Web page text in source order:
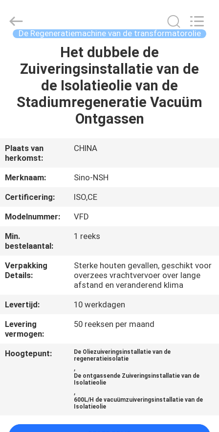
PRODUCTEN
FABRIEKSREIS
KWALITEITSCONTROLE
CONTACTEER
ONS
NIEUWS
VERZOEK
OM EEN
CITAAT
Manufacture
De Regeneratiemachine van de transformatorolie
Het dubbele de
Zuiveringsinstallatie van de
de Isolatieolie van de
Stadiumregeneratie Vacuüm
Ontgassen
Plaats van
herkomst:
CHINA
Merknaam:
Sino-NSH
Certificering:
ISO,CE
Modelnummer:
VFD
Min.
bestelaantal:
1 reeks
Verpakking
Details:
Sterke houten gevallen, geschikt voor
overzees vrachtvervoer over lange
afstand en veranderend klima
Levertijd:
10 werkdagen
Levering
vermogen:
50 reeksen per maand
Hoogtepunt:
De Oliezuiveringsinstallatie van de
regeneratieisolatie
,
De ontgassende Zuiveringsinstallatie van de
Isolatieolie
,
600L/H de vacuümzuiveringsinstallatie van de
Isolatieolie